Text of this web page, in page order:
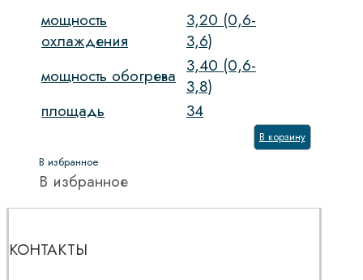
мощность
охлаждения
3,20 (0,6-
3,6)
мощность обогрева 3,40 (0,6-
3,8)
площадь
34
В корзину
В избранное
В избранное
КОНТАКТЫ